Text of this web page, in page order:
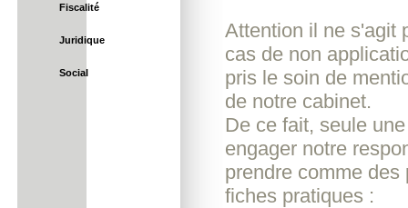
Fiscalité
Juridique
Social
Attention il ne s'agit
cas de non
pris le soin de
de notre cabinet.
De ce fait, seule
engager notre
prendre comme
fiches pratiques :